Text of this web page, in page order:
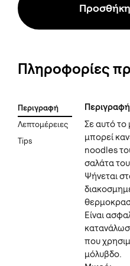
Πληροφορίες
Περιγραφή
Λεπτομέρειες
Tips
Περιγραφή
Σε αυτό
μπορεί
noodles
σαλάτα
Ψήνεται
Eίναι
που
μόλυβδο.